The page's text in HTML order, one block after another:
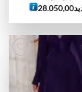
28.050,00